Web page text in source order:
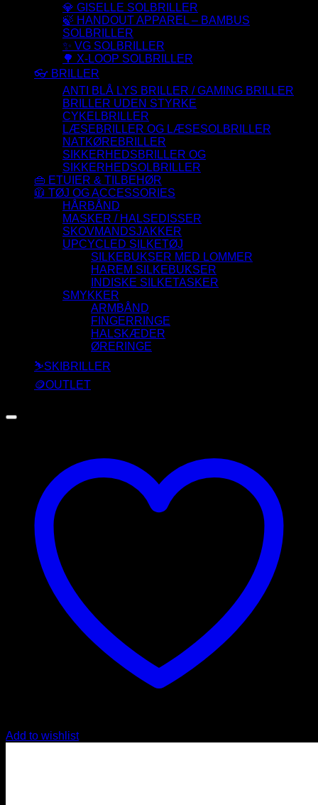
💎 GISELLE SOLBRILLER
🍃 HANDOUT APPAREL – BAMBUS
SOLBRILLER
✨ VG SOLBRILLER
🌳 X-LOOP SOLBRILLER
👓 BRILLER
ANTI BLÅ LYS BRILLER / GAMING BRILLER
BRILLER UDEN STYRKE
CYKELBRILLER
LÆSEBRILLER OG LÆSESOLBRILLER
NATKØREBRILLER
SIKKERHEDSBRILLER OG
SIKKERHEDSOLBRILLER
👜 ETUIER & TILBEHØR
🧥 TØJ OG ACCESSORIES
HÅRBÅND
MASKER / HALSEDISSER
SKOVMANDSJAKKER
UPCYCLED SILKETØJ
SILKEBUKSER MED LOMMER
HAREM SILKEBUKSER
INDISKE SILKETASKER
SMYKKER
ARMBÅND
FINGERRINGE
HALSKÆDER
ØRERINGE
⛷️SKIBRILLER
🪙OUTLET
Add to wishlist